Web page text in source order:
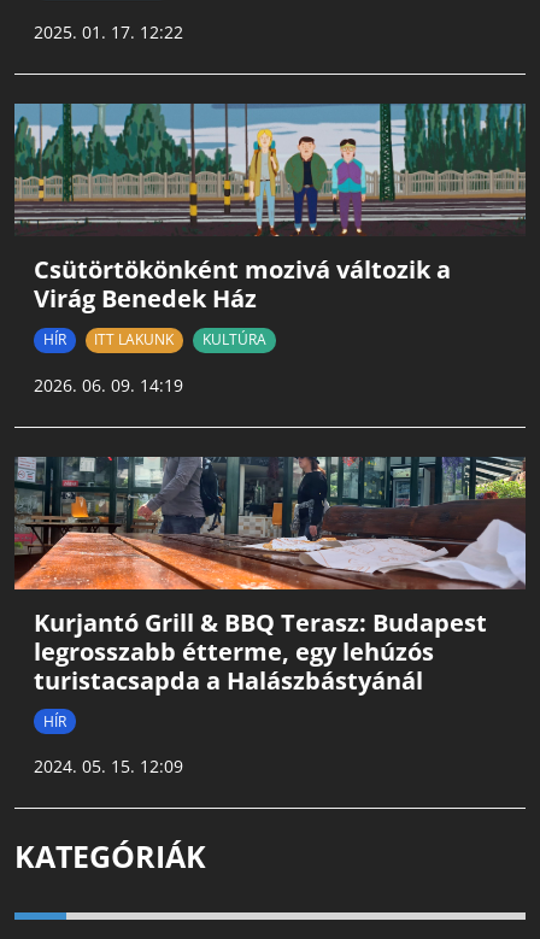
2025. 01. 17. 12:22
Csütörtökönként mozivá változik a
Virág Benedek Ház
HÍR ITT LAKUNK KULTÚRA
2026. 06. 09. 14:19
Kurjantó Grill & BBQ Terasz: Budapest
legrosszabb étterme, egy lehúzós
turistacsapda a Halászbástyánál
HÍR
2024. 05. 15. 12:09
KATEGÓRIÁK